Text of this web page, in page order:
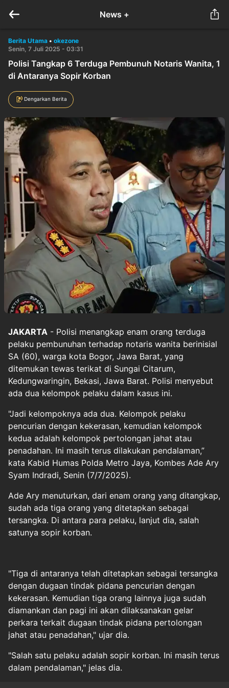
News +
Berita Utama • okezone
Senin, 7 Juli 2025 - 03:31
Polisi Tangkap 6 Terduga Pembunuh Notaris Wanita, 1
di Antaranya Sopir Korban
Dengarkan Berita
JAKARTA - Polisi menangkap enam orang terduga
pelaku pembunuhan terhadap notaris wanita berinisial
SA (60), warga kota Bogor, Jawa Barat, yang
ditemukan tewas terikat di Sungai Citarum,
Kedungwaringin, Bekasi, Jawa Barat. Polisi menyebut
ada dua kelompok pelaku dalam kasus ini.
"Jadi kelompoknya ada dua. Kelompok pelaku
pencurian dengan kekerasan, kemudian kelompok
kedua adalah kelompok pertolongan jahat atau
penadahan. Ini masih terus dilakukan pendalaman,”
kata Kabid Humas Polda Metro Jaya, Kombes Ade Ary
Syam Indradi, Senin (7/7/2025).
Ade Ary menuturkan, dari enam orang yang ditangkap,
sudah ada tiga orang yang ditetapkan sebagai
tersangka. Di antara para pelaku, lanjut dia, salah
satunya sopir korban.
"Tiga di antaranya telah ditetapkan sebagai tersangka
dengan dugaan tindak pidana pencurian dengan
kekerasan. Kemudian tiga orang lainnya juga sudah
diamankan dan pagi ini akan dilaksanakan gelar
perkara terkait dugaan tindak pidana pertolongan
jahat atau penadahan," ujar dia.
"Salah satu pelaku adalah sopir korban. Ini masih terus
dalam pendalaman," jelas dia.